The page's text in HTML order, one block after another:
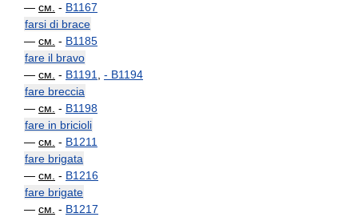
— см. - B1167
farsi di brace
— см. - B1185
fare il bravo
— см. - B1191 - B1194
fare breccia
— см. - B1198
fare in bricioli
— см. - B1211
fare brigata
— см. - B1216
fare brigate
— см. - B1217